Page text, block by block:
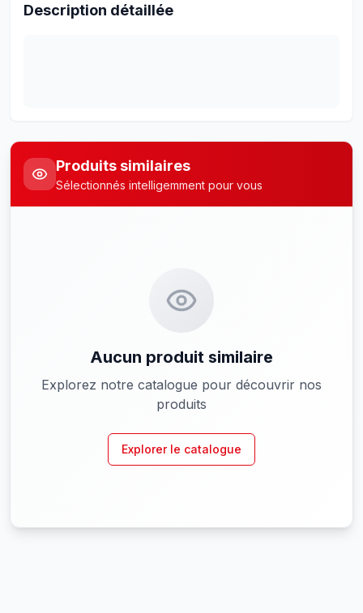
Description détaillée
Produits similaires
Sélectionnés intelligemment pour vous
Aucun produit similaire
Explorez notre catalogue pour découvrir nos
produits
Explorer le catalogue